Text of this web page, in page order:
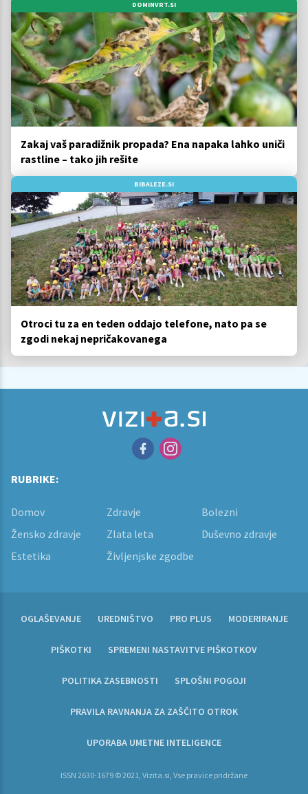
DOMINVRT.SI
Zakaj vaš paradižnik propada? Ena napaka lahko uniči
rastline – tako jih rešite
BIBALEZE.SI
Otroci tu za en teden oddajo telefone, nato pa se
zgodi nekaj nepričakovanega
RUBRIKE:
Domov Zdravje
Bolezni
Žensko zdravje
Zlata leta
Duševno zdravje
Estetika
Življenjske zgodbe
OGLAŠEVANJE UREDNIŠTVO PRO PLUS MODERIRANJE
PIŠKOTKI SPREMENI NASTAVITVE PIŠKOTKOV
POLITIKA ZASEBNOSTI SPLOŠNI POGOJI
PRAVILA RAVNANJA ZA ZAŠČITO OTROK
UPORABA UMETNE INTELIGENCE
ISSN 2630-1679 © 2021, Vizita.si, Vse pravice pridržane